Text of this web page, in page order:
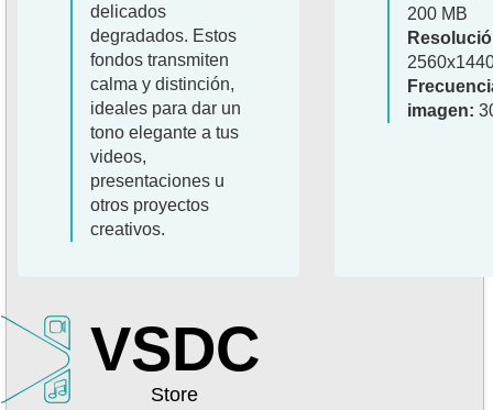
delicados
degradados. Estos
fondos transmiten
calma y distinción,
ideales para dar un
tono elegante a tus
videos,
presentaciones u
otros proyectos
creativos.
200 MB
imagen:
VSDC
Store